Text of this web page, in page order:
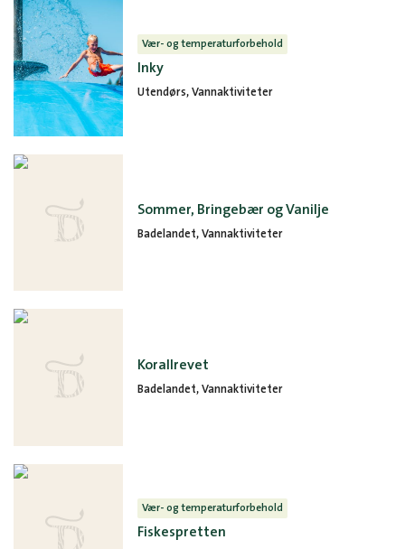
Vær- og temperaturforbehold
Inky
Utendørs, Vannaktiviteter
Sommer, Bringebær og Vanilje
Badelandet, Vannaktiviteter
Korallrevet
Badelandet, Vannaktiviteter
Vær- og temperaturforbehold
Fiskespretten